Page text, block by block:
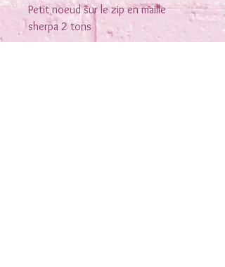
Petit noeud sur le zip en maille
sherpa 2 tons